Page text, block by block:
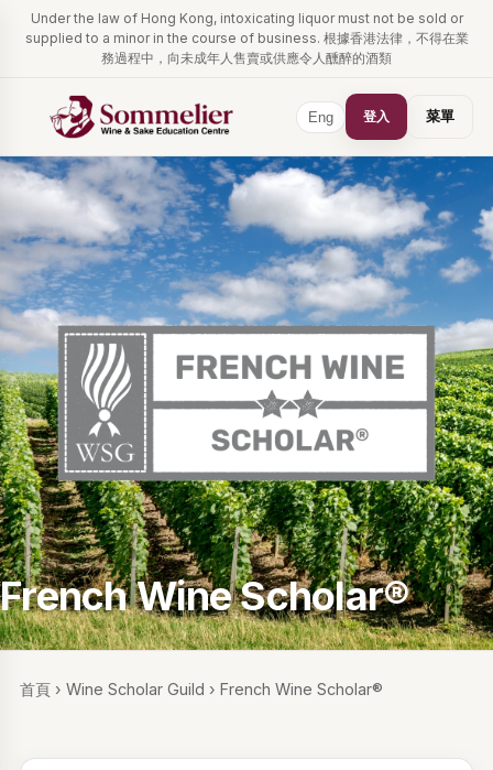
Under the law of Hong Kong, intoxicating liquor must not be sold or
supplied to a minor in the course of business. 根據香港法律，不得在業
務過程中，向未成年人售賣或供應令人醺醉的酒類
Eng 登入 菜單
French Wine Scholar®
首頁› Wine Scholar Guild › French Wine Scholar®